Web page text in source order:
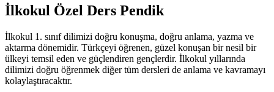
İlkokul Özel Ders Pendik
İlkokul 1. sınıf dilimizi doğru konuşma, doğru anlama, yazma ve
aktarma dönemidir. Türkçeyi öğrenen, güzel konuşan bir nesil bir
ülkeyi temsil eden ve güçlendiren gençlerdir. İlkokul yıllarında
dilimizi doğru öğrenmek diğer tüm dersleri de anlama ve kavramayı
kolaylaştıracaktır.